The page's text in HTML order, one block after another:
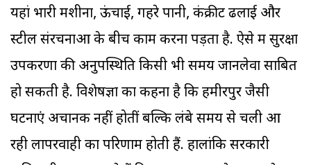
यहां भारी मशीनों, ऊंचाई, गहरे पानी, कंक्रीट ढलाई और
स्टील संरचनाओं के बीच काम करना पड़ता है. ऐसे में सुरक्षा
उपकरणों की अनुपस्थिति किसी भी समय जानलेवा साबित
हो सकती है. विशेषज्ञों का कहना है कि हमीरपुर जैसी
घटनाएं अचानक नहीं होतीं बल्कि लंबे समय से चली आ
रही लापरवाही का परिणाम होती हैं. हालांकि सरकारी